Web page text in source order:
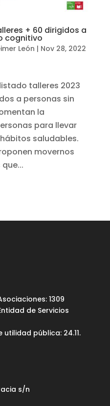
+ 60 dirigidos a
cognitivo
León | Nov 28, 2022
talleres 2023
a personas sin
la
para llevar
saludables.
movernos
1309
de Servicios
pública: 24.11.
s/n